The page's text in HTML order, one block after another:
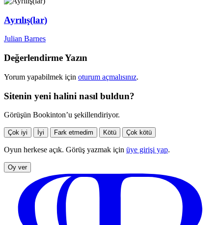
Ayrılış(lar)
Julian Barnes
Değerlendirme Yazın
Yorum yapabilmek için oturum açmalısınız.
Sitenin yeni halini nasıl buldun?
Görüşün Bookinton’u şekillendiriyor.
Çok iyi İyi Fark etmedim Kötü Çok kötü
Oyun herkese açık. Görüş yazmak için üye girişi yap.
Oy ver